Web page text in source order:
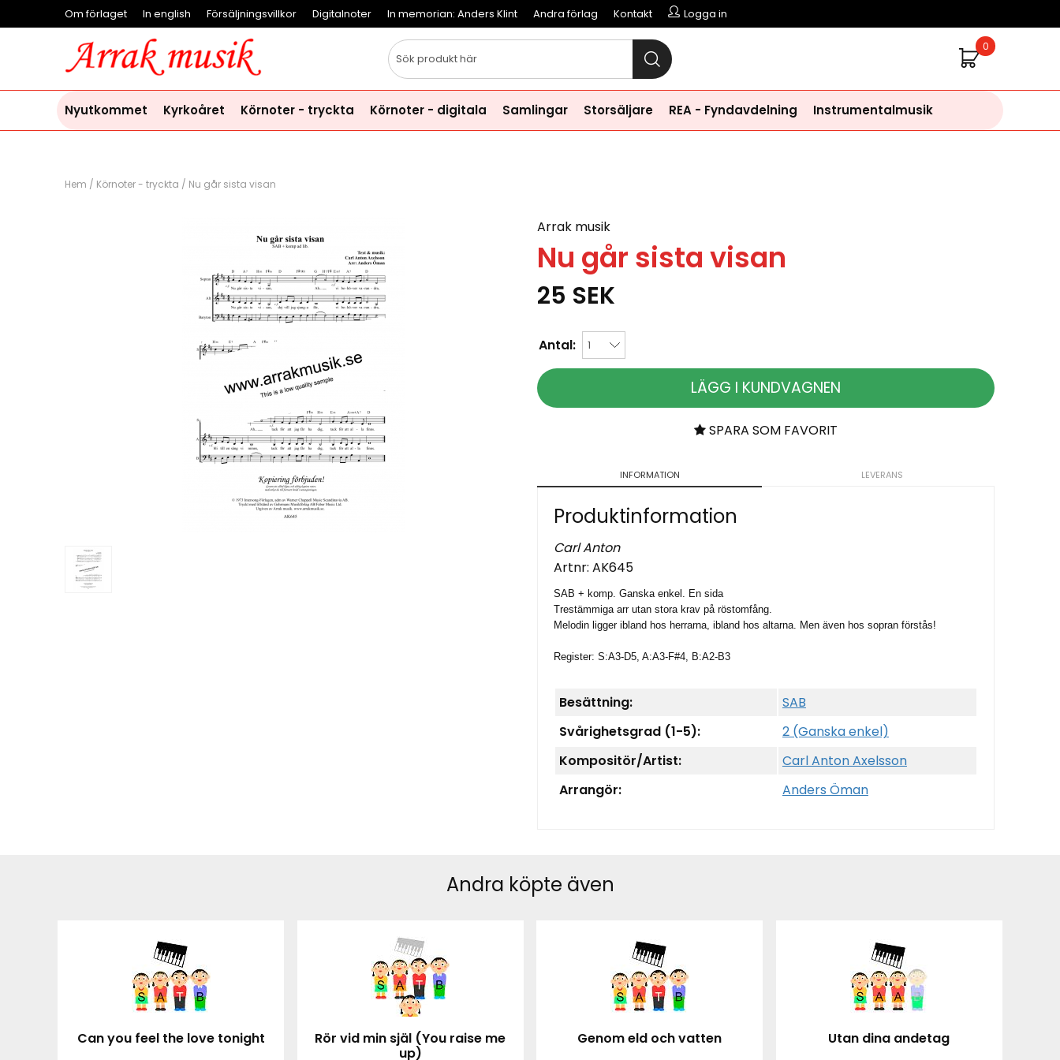
Om förlaget In english Försäljningsvillkor Digitalnoter In memorian: Anders Klint Andra förlag Kontakt Logga in
0
Nyutkommet Kyrkoåret Körnoter - tryckta Körnoter - digitala Samlingar Storsäljare REA - Fyndavdelning Instrumentalmusik
Hem / Körnoter - tryckta / Nu går sista visan
Arrak musik
Nu går sista visan
25 SEK
Antal:
LÄGG I KUNDVAGNEN
SPARA SOM FAVORIT
INFORMATION LEVERANS
Produktinformation
Carl Anton
Artnr: AK645
SAB + komp. Ganska enkel. En sida
Trestämmiga arr utan stora krav på röstomfång.
Melodin ligger ibland hos herrarna, ibland hos altarna. Men även hos sopran förstås!
Register: S:A3-D5, A:A3-F#4, B:A2-B3
Besättning:
SAB
Svårighetsgrad (1-5):
2 (Ganska enkel)
Kompositör/Artist:
Carl Anton Axelsson
Arrangör:
Anders Öman
Andra köpte även
Can you feel the love tonight
Rör vid min själ (You raise me
up)
Genom eld och vatten Utan dina andetag